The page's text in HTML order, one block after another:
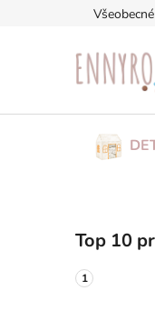
o
č
n
Top 10